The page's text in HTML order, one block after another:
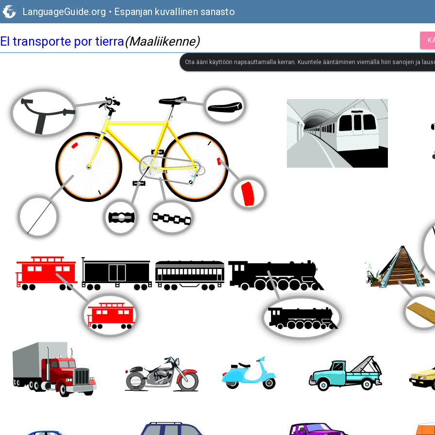
LanguageGuide.org • Espanjan kuvallinen sanasto
El transporte por tierra(Maaliikenne)
Ota ääni käyttöön napsauttamalla kerran. Kuuntele ääntäminen viemällä hiiri sanojen ja